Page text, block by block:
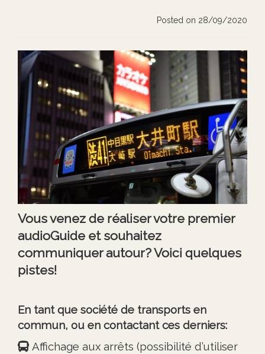
Posted on 28/09/2020
Vous venez de réaliser votre premier
audioGuide et souhaitez
communiquer autour? Voici quelques
pistes!
En tant que société de transports en
commun, ou en contactant ces derniers:
Affichage aux arrêts (possibilité d’utiliser